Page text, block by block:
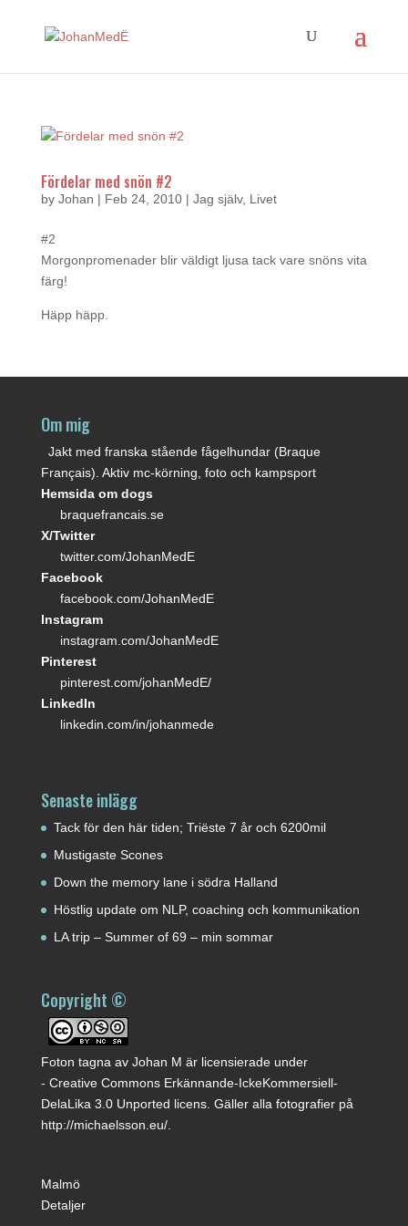
Fördelar med snön #2
by Johan | Feb 24, 2010| Jag själv, Livet
#2
Morgonpromenader blir väldigt ljusa tack vare snöns vita
färg!
Häpp häpp.
Om mig
Jakt med franska stående fågelhundar (Braque
Français). Aktiv mc-körning, foto och kampsport
Hemsida om dogs
braquefrancais.se
X/Twitter
twitter.com/JohanMedE
Facebook
facebook.com/JohanMedE
Instagram
instagram.com/JohanMedE
Pinterest
pinterest.com/johanMedE/
LinkedIn
linkedin.com/in/johanmede
Senaste inlägg
Tack för den här tiden; Triëste 7 år och 6200mil
Mustigaste Scones
Down the memory lane i södra Halland
Höstlig update om NLP, coaching och kommunikation
LA trip – Summer of 69 – min sommar
Copyright ©
Foton tagna av Johan M är licensierade under
- Creative Commons Erkännande-IckeKommersiell-
DelaLika 3.0 Unported licens. Gäller alla fotografier på
http://michaelsson.eu/.
Malmö
Detaljer